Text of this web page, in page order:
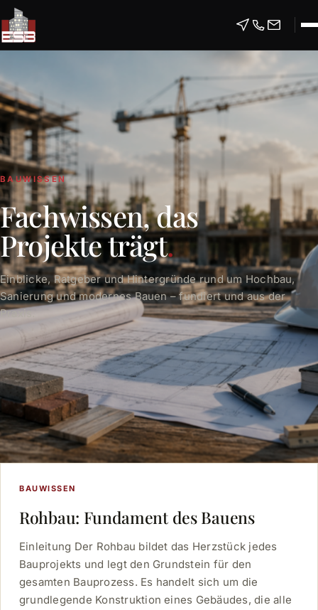
BAUWISSEN
Fachwissen, das
Projekte trägt.
Einblicke, Ratgeber und Hintergründe rund um Hochbau,
Sanierung und modernes Bauen – fundiert und aus der
Praxis.
BAUWISSEN
Rohbau: Fundament des Bauens
Einleitung Der Rohbau bildet das Herzstück jedes
Bauprojekts und legt den Grundstein für den
gesamten Bauprozess. Es handelt sich um die
grundlegende Konstruktion eines Gebäudes, die alle